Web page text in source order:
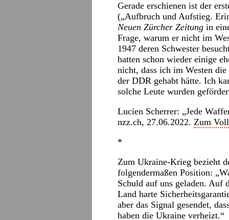
Gerade erschienen ist der
(„Aufbruch und Aufstieg.
Neuen Zürcher Zeitung in
Frage, warum er nicht im
1947 deren Schwester
hatten schon wieder einige
nicht, dass ich im Westen
der DDR gehabt hätte. Ich
solche Leute wurden
Lucien Scherrer: „Jede
nzz.ch, 27.06.2022. Zum
*
Zum Ukraine-Krieg bezieht
folgendermaßen Position:
Schuld auf uns geladen. Auf
Land harte
aber das Signal gesendet,
haben die Ukraine verheizt.“